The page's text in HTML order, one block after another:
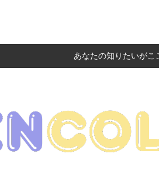
あなたの知りたいがこ